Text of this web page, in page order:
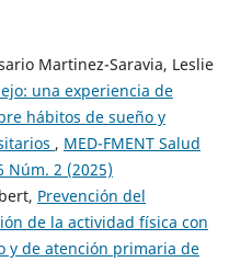
Martinez-Saravia, Leslie
una experiencia de
hábitos de sueño y
, MED-FMENT Salud
Núm. 2 (2025)
Prevención del
de la actividad física con
y de atención primaria de